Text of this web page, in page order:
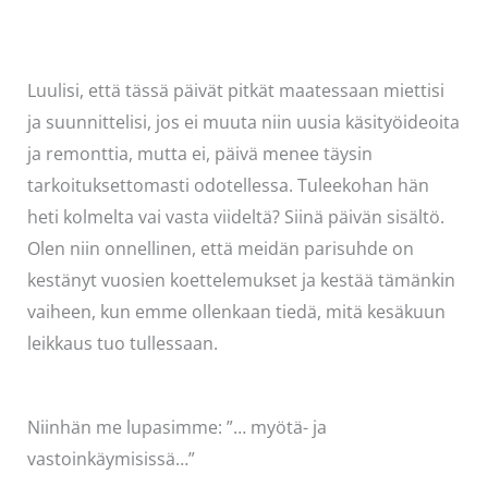
Luulisi, että tässä päivät pitkät maatessaan miettisi
ja suunnittelisi, jos ei muuta niin uusia käsityöideoita
ja remonttia, mutta ei, päivä menee täysin
tarkoituksettomasti odotellessa. Tuleekohan hän
heti kolmelta vai vasta viideltä? Siinä päivän sisältö.
Olen niin onnellinen, että meidän parisuhde on
kestänyt vuosien koettelemukset ja kestää tämänkin
vaiheen, kun emme ollenkaan tiedä, mitä kesäkuun
leikkaus tuo tullessaan.
Niinhän me lupasimme: ”… myötä- ja
vastoinkäymisissä…”